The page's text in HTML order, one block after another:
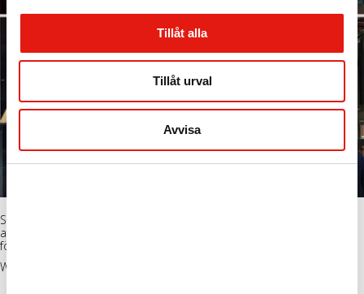
Tillåt alla
Tillåt urval
Avvisa
Skyltarna är rena i formen och jordnära i känslan, vi hoppas och tror
att de bidrar till upplevelsen på ett tonsäkert sätt. Tack för
förtroendet och varmt lycka till, sköna teamet på
We can see the sign!